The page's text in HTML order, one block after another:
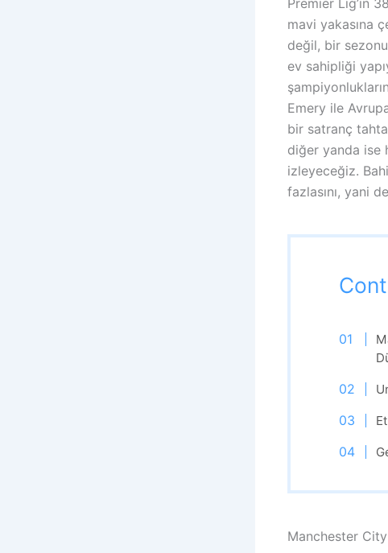
Premier Lig’in
mavi yakasına
değil, bir
ev sahipliği
Emery ile
bir satranç
diğer yanda ise
izleyeceğiz.
fazlasını, yani
Manchester